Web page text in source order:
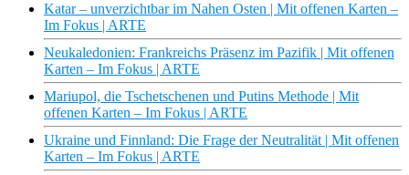
Katar – unverzichtbar im Nahen Osten | Mit offenen Karten –
Im Fokus | ARTE
Neukaledonien: Frankreichs Präsenz im Pazifik | Mit offenen
Karten – Im Fokus | ARTE
Mariupol, die Tschetschenen und Putins Methode | Mit
offenen Karten – Im Fokus | ARTE
Ukraine und Finnland: Die Frage der Neutralität | Mit offenen
Karten – Im Fokus | ARTE